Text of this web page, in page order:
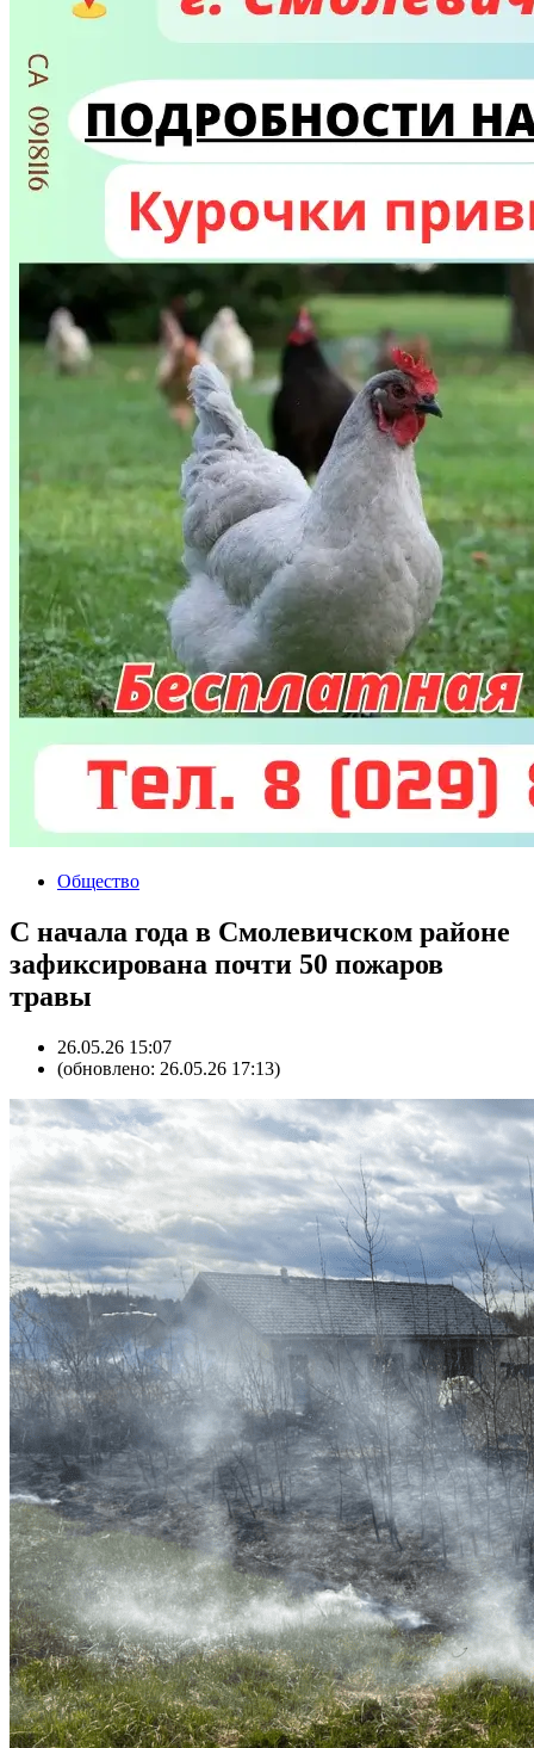
Общество
С начала года в Смолевичском районе
зафиксирована почти 50 пожаров
травы
26.05.26 15:07
(обновлено: 26.05.26 17:13)